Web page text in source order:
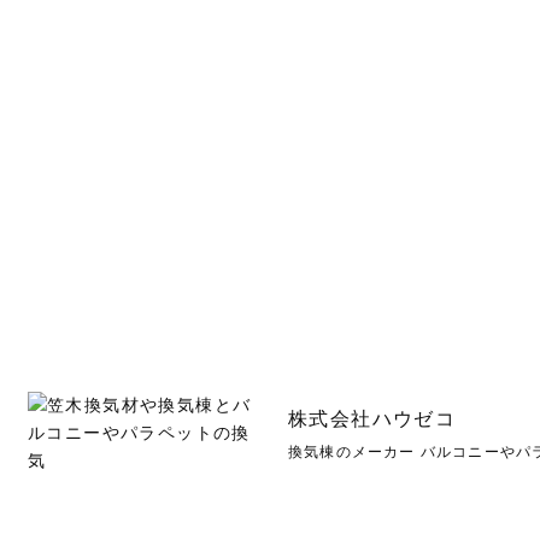
株式会社ハウゼコ
換気棟のメーカー バルコニーやパ